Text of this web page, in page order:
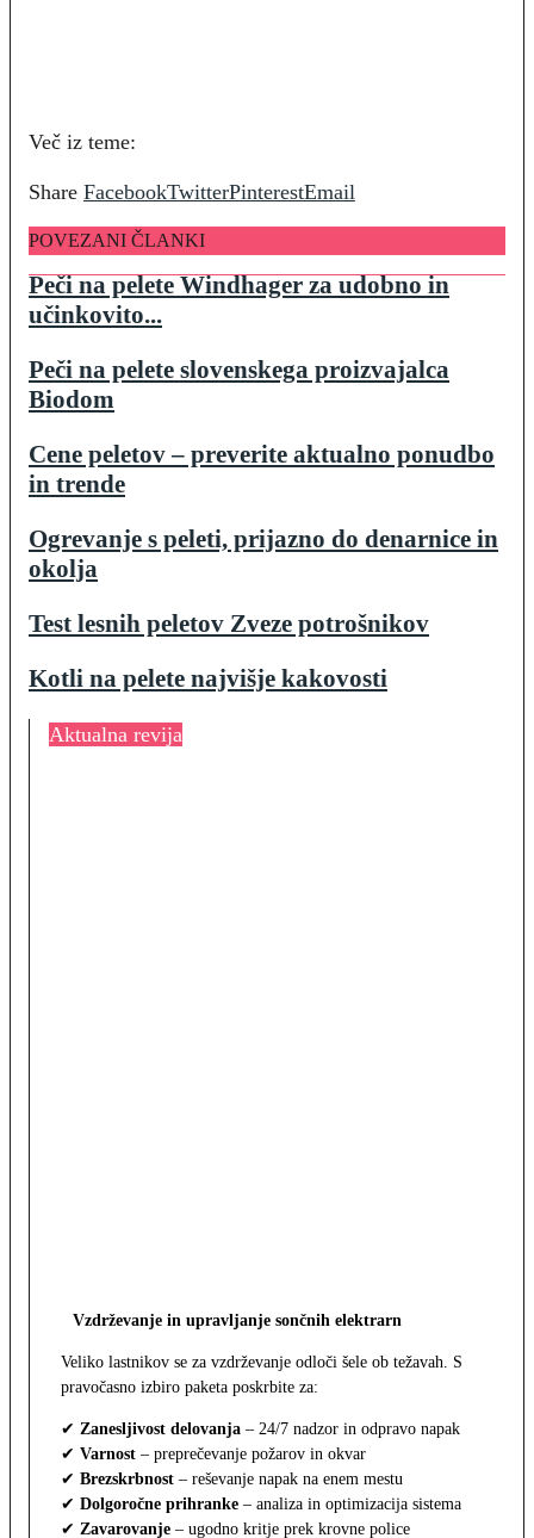
Več iz teme:
Share FacebookTwitterPinterestEmail
POVEZANI ČLANKI
Peči na pelete Windhager za udobno in
učinkovito...
Peči na pelete slovenskega proizvajalca
Biodom
Cene peletov – preverite aktualno ponudbo
in trende
Ogrevanje s peleti, prijazno do denarnice in
okolja
Test lesnih peletov Zveze potrošnikov
Kotli na pelete najvišje kakovosti
Aktualna revija
Vzdrževanje in upravljanje sončnih elektrarn
Veliko lastnikov se za vzdrževanje odloči šele ob težavah. S
pravočasno izbiro paketa poskrbite za:
✔ Zanesljivost delovanja – 24/7 nadzor in odpravo napak
✔ Varnost – preprečevanje požarov in okvar
✔ Brezskrbnost – reševanje napak na enem mestu
✔ Dolgoročne prihranke – analiza in optimizacija sistema
✔ Zavarovanje – ugodno kritje prek krovne police